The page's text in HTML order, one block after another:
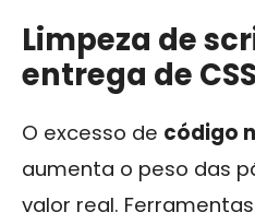
Limpeza de
entrega de
O excesso de código
aumenta o peso das
valor real.